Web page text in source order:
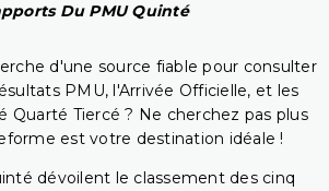
Du PMU Quinté
d'une source fiable pour consulter
PMU, l'Arrivée Officielle, et les
Quarté Tiercé ? Ne cherchez pas plus
est votre destination idéale !
dévoilent le classement des cinq